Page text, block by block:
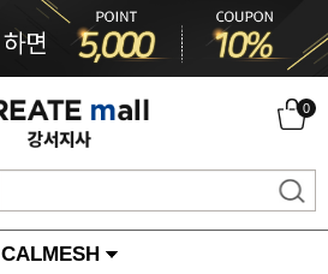
0
CALMESH